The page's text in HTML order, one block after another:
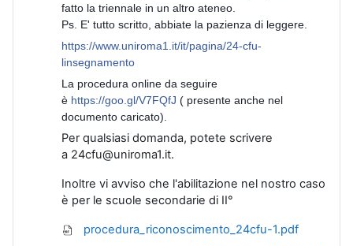
fatto la triennale in un altro ateneo.
Ps. E' tutto scritto, abbiate la pazienza di leggere.
https://www.uniroma1.it/it/pagina/24-cfu-
linsegnamento
La procedura online da seguire
è https://goo.gl/V7FQfJ ( presente anche nel
documento caricato).
Per qualsiasi domanda, potete scrivere
a 24cfu@uniroma1.it.
Inoltre vi avviso che l'abilitazione nel nostro caso
è per le scuole secondarie di II°
procedura_riconoscimento_24cfu-1.pdf